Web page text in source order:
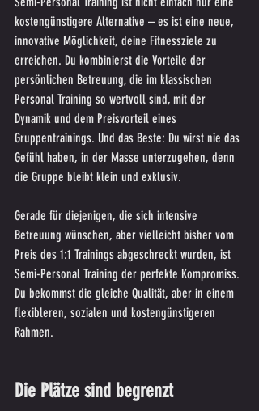
kostengünstigere Alternative – es ist eine neue,
innovative Möglichkeit, deine Fitnessziele zu
erreichen. Du kombinierst die Vorteile der
persönlichen Betreuung, die im klassischen
Personal Training so wertvoll sind, mit der
Dynamik und dem Preisvorteil eines
Gruppentrainings. Und das Beste: Du wirst nie das
Gefühl haben, in der Masse unterzugehen, denn
die Gruppe bleibt klein und exklusiv.
Gerade für diejenigen, die sich intensive
Betreuung wünschen, aber vielleicht bisher vom
Preis des 1:1 Trainings abgeschreckt wurden, ist
Semi-Personal Training der perfekte Kompromiss.
Du bekommst die gleiche Qualität, aber in einem
flexibleren, sozialen und kostengünstigeren
Rahmen.
Die Plätze sind begrenzt